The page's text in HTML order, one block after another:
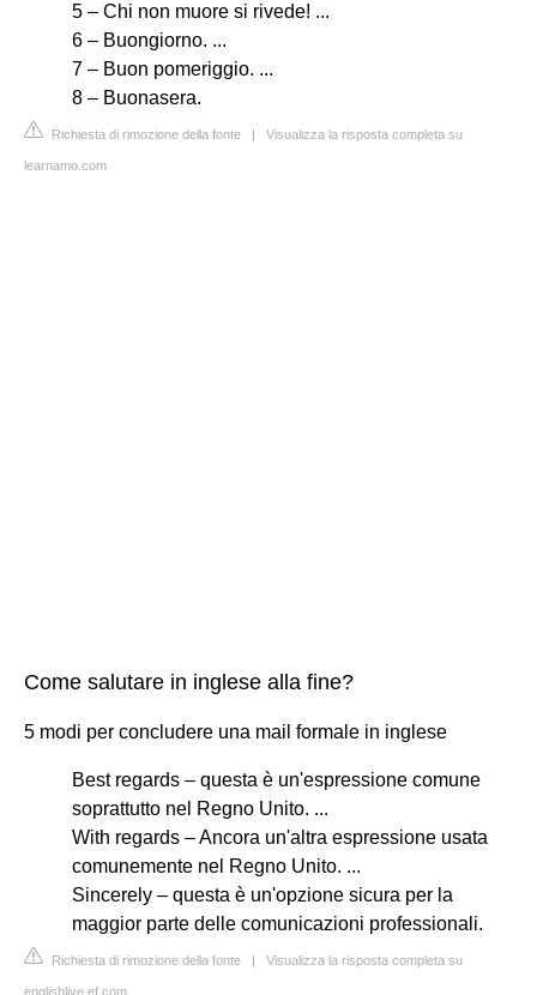
5 – Chi non muore si rivede! ...
6 – Buongiorno. ...
7 – Buon pomeriggio. ...
8 – Buonasera.
Richiesta di rimozione della fonte | Visualizza la risposta completa su
learnamo.com
Come salutare in inglese alla fine?
5 modi per concludere una mail formale in inglese
Best regards – questa è un'espressione comune
soprattutto nel Regno Unito. ...
With regards – Ancora un'altra espressione usata
comunemente nel Regno Unito. ...
Sincerely – questa è un'opzione sicura per la
maggior parte delle comunicazioni professionali.
Richiesta di rimozione della fonte | Visualizza la risposta completa su
englishlive.ef.com